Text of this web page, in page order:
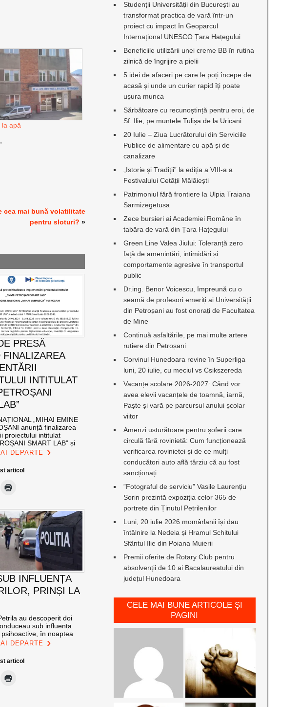
la apă
cea mai bună volatilitate
pentru sloturi? »
PRESĂ
FINALIZAREA
INTITULAT
„MIHAI EMINE
anunță finalizarea
proiectului intitulat
SMART LAB” și
DEPARTE
articol
INFLUENȚA
PRINȘI LA
au descoperit doi
sub influența
în noaptea
DEPARTE
articol
Studenții Universității din București au
transformat practica de vară într-un
proiect cu impact în Geoparcul
Internațional UNESCO Țara Hațegului
Beneficiile utilizării unei creme BB în rutina
zilnică de îngrijire a pielii
5 idei de afaceri pe care le poți începe de
acasă și unde un curier rapid îți poate
ușura munca
Sărbătoare cu recunoștință pentru eroi, de
Sf. Ilie, pe muntele Tulișa de la Uricani
20 Iulie – Ziua Lucrătorului din Serviciile
Publice de alimentare cu apă și de
canalizare
„Istorie și Tradiții” la ediția a VIII-a a
Festivalului Cetății Mălăiești
Patrimoniul fără frontiere la Ulpia Traiana
Sarmizegetusa
Zece bursieri ai Academiei Române în
tabăra de vară din Țara Hațegului
Green Line Valea Jiului: Toleranță zero
față de amenințări, intimidări și
comportamente agresive în transportul
public
Dr.ing. Benor Voicescu, împreună cu o
seamă de profesori emeriți ai Universității
din Petroșani au fost onorați de Facultatea
de Mine
Continuă asfaltările, pe mai multe artere
rutiere din Petroșani
Corvinul Hunedoara revine în Superliga
luni, 20 iulie, cu meciul vs Csikszereda
Vacanțe școlare 2026-2027: Când vor
avea elevii vacanțele de toamnă, iarnă,
Paște și vară pe parcursul anului școlar
viitor
Amenzi usturătoare pentru șoferii care
circulă fără rovinietă: Cum funcționează
verificarea rovinietei și de ce mulți
conducători auto află târziu că au fost
sancționați
”Fotograful de serviciu” Vasile Laurențiu
Sorin prezintă expoziția celor 365 de
portrete din Ținutul Petrilenilor
Luni, 20 iulie 2026 momârlanii își dau
întâlnire la Nedeia și Hramul Schitului
Sfântul Ilie din Poiana Muierii
Premii oferite de Rotary Club pentru
absolvenții de 10 ai Bacalaureatului din
județul Hunedoara
CELE MAI BUNE ARTICOLE ȘI
PAGINI